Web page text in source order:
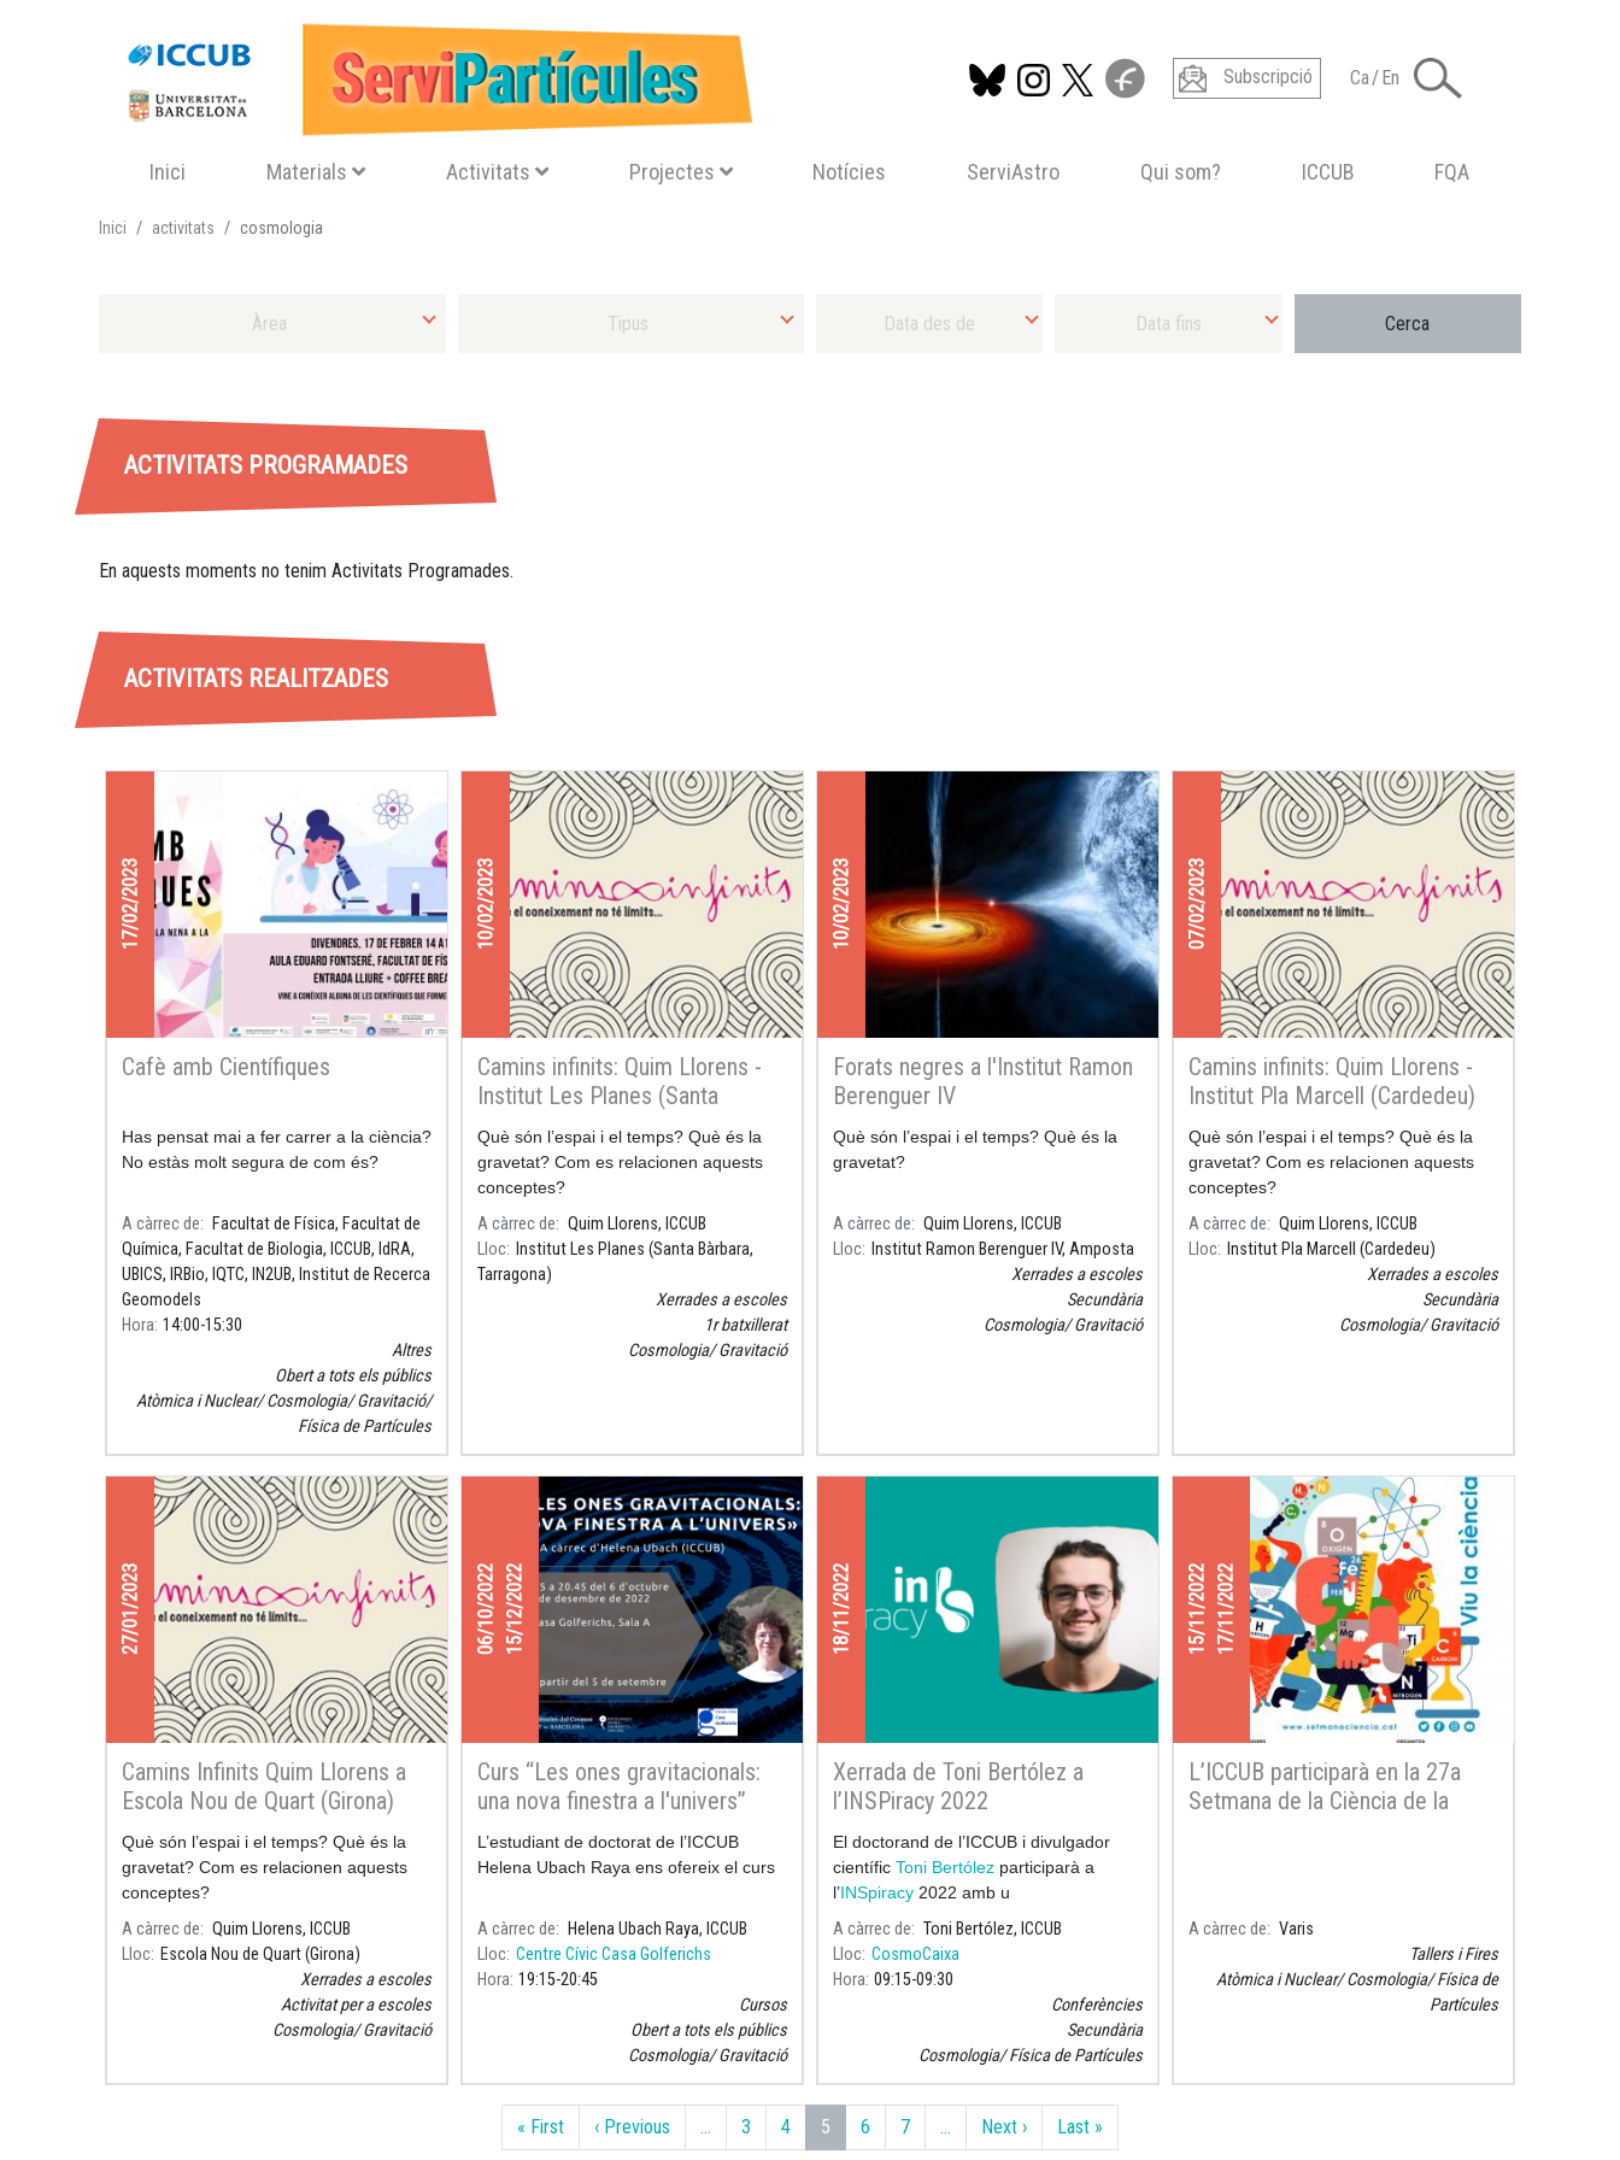
Subscripció Ca/En
Navegació principal
Inici Materials Activitats Projectes Notícies ServiAstro Qui som? ICCUB FQA
Inici activitats cosmologia
ACTIVITATS PROGRAMADES
En aquests moments no tenim Activitats Programades.
ACTIVITATS REALITZADES
17/02/2023
Cafè amb Científiques
Has pensat mai a fer carrer a la ciència?
No estàs molt segura de com és?
A càrrec de
Facultat de Física, Facultat de
Química, Facultat de Biologia, ICCUB, IdRA,
UBICS, IRBio, IQTC, IN2UB, Institut de Recerca
Geomodels
Hora 14:00 15:30
Altres
Obert a tots els públics
Atòmica i Nuclear Cosmologia Gravitació
Física de Partícules
10/02/2023
Camins infinits: Quim Llorens -
Institut Les Planes (Santa
Bàrbara, Tarragona)
Què són l’espai i el temps? Què és la
gravetat? Com es relacionen aquests
conceptes?
A càrrec de
Quim Llorens, ICCUB
Lloc
Institut Les Planes (Santa Bàrbara,
Tarragona)
Xerrades a escoles
1r batxillerat
Cosmologia Gravitació
10/02/2023
Forats negres a l'Institut Ramon
Berenguer IV
Què són l’espai i el temps? Què és la
gravetat?
A càrrec de
Quim Llorens, ICCUB
Lloc
Institut Ramon Berenguer IV, Amposta
Xerrades a escoles
Secundària
Cosmologia Gravitació
07/02/2023
Camins infinits: Quim Llorens -
Institut Pla Marcell (Cardedeu)
Què són l’espai i el temps? Què és la
gravetat? Com es relacionen aquests
conceptes?
A càrrec de
Quim Llorens, ICCUB
Lloc
Institut Pla Marcell (Cardedeu)
Xerrades a escoles
Secundària
Cosmologia Gravitació
27/01/2023
Camins Infinits Quim Llorens a
Escola Nou de Quart (Girona)
Què són l’espai i el temps? Què és la
gravetat? Com es relacionen aquests
conceptes?
A càrrec de
Quim Llorens, ICCUB
Lloc Escola Nou de Quart (Girona)
Xerrades a escoles
Activitat per a escoles
Cosmologia Gravitació
06/10/202215/12/2022
Curs “Les ones gravitacionals:
una nova finestra a l'univers”
L’estudiant de doctorat de l’ICCUB
Helena Ubach Raya ens ofereix el curs
A càrrec de
Helena Ubach Raya, ICCUB
Lloc Centre Cívic Casa Golferichs
Hora 19:15 20:45
Cursos
Obert a tots els públics
Cosmologia Gravitació
18/11/2022
Xerrada de Toni Bertólez a
l’INSPiracy 2022
El doctorand de l’ICCUB i divulgador
científic Toni Bertólez participarà a
l’INSpiracy 2022 amb u
A càrrec de
Toni Bertólez, ICCUB
Lloc CosmoCaixa
Hora 09:15 09:30
Conferències
Secundària
Cosmologia Física de Partícules
15/11/202217/11/2022
L’ICCUB participarà en la 27a
Setmana de la Ciència de la
A càrrec de
Varis
Tallers i Fires
Atòmica i Nuclear Cosmologia Física de
Partícules
« FirstPrimera pàgina
‹ Previous Pàgina anterior
… 3 4 5 6 7 … Next ›Pàgina següent
Last »